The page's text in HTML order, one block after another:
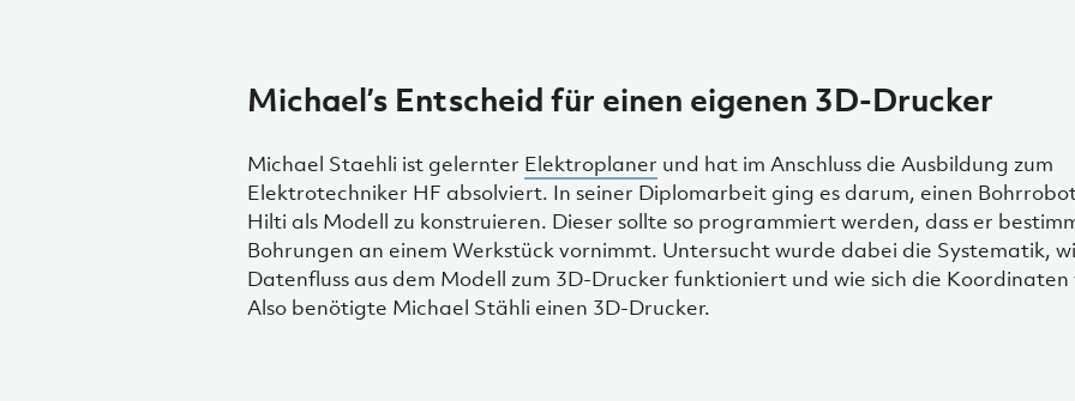
Michael’s Entscheid für einen eigenen 3D-Drucker
Michael Staehli ist gelernter Elektroplaner und hat im Anschluss die Ausbildung zum
Elektrotechniker HF absolviert. In seiner Diplomarbeit ging es darum, einen
Hilti als Modell zu konstruieren. Dieser sollte so programmiert werden, dass er
Bohrungen an einem Werkstück vornimmt. Untersucht wurde dabei die Systematik,
Datenfluss aus dem Modell zum 3D-Drucker funktioniert und wie sich die
Also benötigte Michael Stähli einen 3D-Drucker.